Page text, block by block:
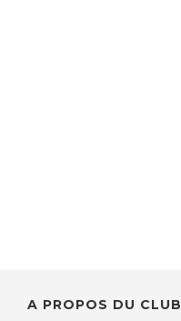
A PROPOS DU CLUB